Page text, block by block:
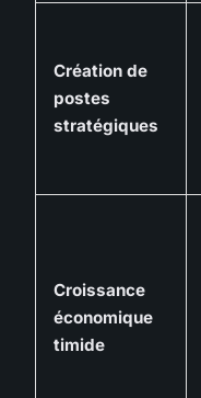
Création de
postes
stratégiques
Croissance
économique
timide